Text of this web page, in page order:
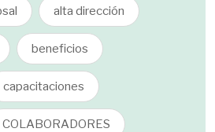
alta dirección
beneficios
capacitaciones
COLABORADORES